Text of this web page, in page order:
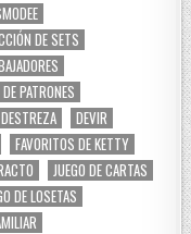
DE SETS
PATRONES
DESTREZA
DEVIR
FAVORITOS DE KETTY
JUEGO DE CARTAS
DE LOSETAS